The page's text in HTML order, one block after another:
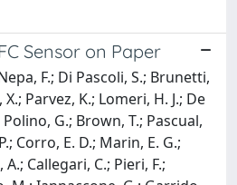
Sensor on Paper
F.; Di Pascoli, S.; Brunetti,
Parvez, K.; Lomeri, H. J.; De
G.; Brown, T.; Pascual,
Corro, E. D.; Marin, E. G.;
Callegari, C.; Pieri, F.;